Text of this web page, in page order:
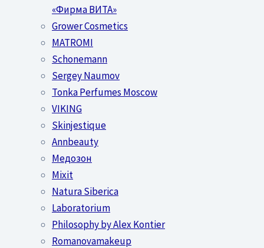
«Фирма ВИТА»
Grower Cosmetics
MATROMI
Schonemann
Sergey Naumov
Tonka Perfumes Moscow
VIKING
Skinjestique
Annbeauty
Медозон
Mixit
Natura Siberica
Laboratorium
Philosophy by Alex Kontier
Romanovamakeup